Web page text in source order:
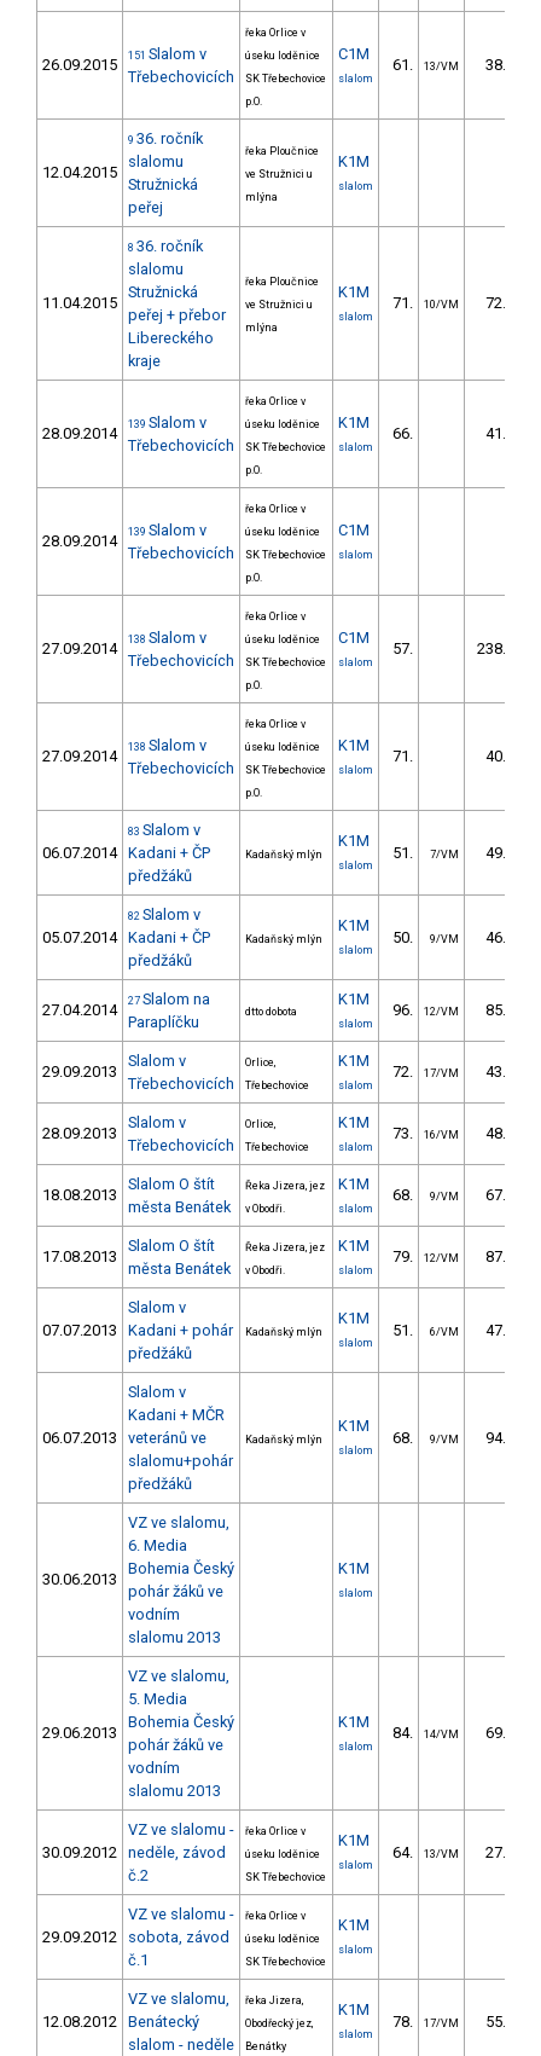
26.09.2015 151 Slalom v
Třebechovicích
řeka Orlice v
úseku loděnice
SK Třebechovice
p.O.
C1M
slalom
61. 13/VM 38.50
12.04.2015
9 36. ročník
slalomu
Stružnická
peřej
řeka Ploučnice
ve Stružnici u
mlýna
K1M
slalom
11.04.2015
8 36. ročník
slalomu
Stružnická
peřej + přebor
Libereckého
kraje
řeka Ploučnice
ve Stružnici u
mlýna
K1M
slalom
71. 10/VM 72.20
28.09.2014 139 Slalom v
Třebechovicích
řeka Orlice v
úseku loděnice
SK Třebechovice
p.O.
K1M
slalom
66. 41.70
28.09.2014 139 Slalom v
Třebechovicích
řeka Orlice v
úseku loděnice
SK Třebechovice
p.O.
C1M
slalom
27.09.2014 138 Slalom v
Třebechovicích
řeka Orlice v
úseku loděnice
SK Třebechovice
p.O.
C1M
slalom
57. 238.90
27.09.2014 138 Slalom v
Třebechovicích
řeka Orlice v
úseku loděnice
SK Třebechovice
p.O.
K1M
slalom
71. 40.10
06.07.2014
83 Slalom v
Kadani + ČP
předžáků
Kadaňský mlýn
K1M
slalom
51. 7/VM 49.90
05.07.2014
82 Slalom v
Kadani + ČP
předžáků
Kadaňský mlýn
K1M
slalom
50. 9/VM 46.40
27.04.2014 27 Slalom na
Paraplíčku
dtto dobota
K1M
slalom
96. 12/VM 85.30
29.09.2013
Slalom v
Třebechovicích
Orlice,
Třebechovice
K1M
slalom
72. 17/VM 43.60
28.09.2013
Slalom v
Třebechovicích
Orlice,
Třebechovice
K1M
slalom
73. 16/VM 48.10
18.08.2013
Slalom O štít
města Benátek
Řeka Jizera, jez
v Obodři.
K1M
slalom
68. 9/VM 67.49
17.08.2013
Slalom O štít
města Benátek
Řeka Jizera, jez
v Obodři.
K1M
slalom
79. 12/VM 87.29
07.07.2013
Slalom v
Kadani + pohár
předžáků
Kadaňský mlýn
K1M
slalom
51. 6/VM 47.30
06.07.2013
Slalom v
Kadani + MČR
veteránů ve
slalomu+pohár
předžáků
Kadaňský mlýn
K1M
slalom
68. 9/VM 94.10
30.06.2013
VZ ve slalomu,
6. Media
Bohemia Český
pohár žáků ve
vodním
slalomu 2013
K1M
slalom
29.06.2013
VZ ve slalomu,
5. Media
Bohemia Český
pohár žáků ve
vodním
slalomu 2013
K1M
slalom
84. 14/VM 69.62
30.09.2012
VZ ve slalomu -
neděle, závod
č.2
řeka Orlice v
úseku loděnice
SK Třebechovice
K1M
slalom
64. 13/VM 27.20
29.09.2012
VZ ve slalomu -
sobota, závod
č.1
řeka Orlice v
úseku loděnice
SK Třebechovice
K1M
slalom
12.08.2012
VZ ve slalomu,
Benátecký
slalom - neděle
řeka Jizera,
Obodřecký jez,
Benátky
K1M
slalom
78. 17/VM 55.05